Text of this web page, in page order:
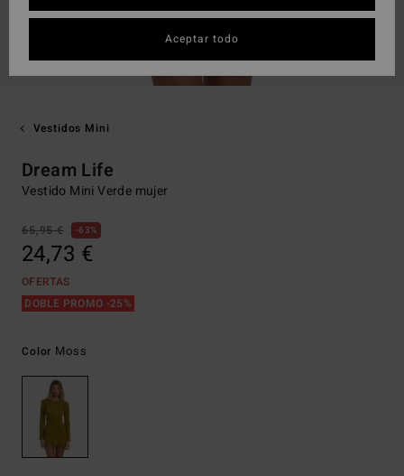
Vestidos Mini
Dream Life
Vestido Mini Verde mujer
65,95 € 63%
24,73 €
OFERTAS
DOBLE PROMO -25%
Color Moss
Aceptar todo